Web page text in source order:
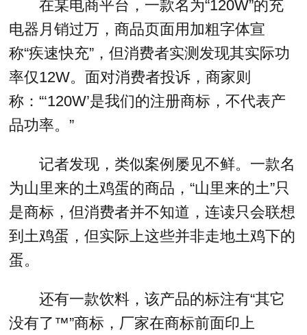
在某电商平台，一款名为“120W”的充
电器月销过万，商品页面用加粗字体宣
称“疾速快充”，但消费者实测发现其实际功
率仅12W。面对消费者投诉，商家则
称：“‘120W’是我们的注册商标，不代表产
品功率。”
记者发现，类似案例屡见不鲜。一款名
为山里来的土鸡蛋的商品，“山里来的土”只
是商标，但消费者并不知道，连读只会联想
到土鸡蛋，但实际上这些并非走地土鸡下的
蛋。
还有一款饮料，该产品的标注有“其它
没有了™”商标，厂家在商标前面印上